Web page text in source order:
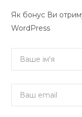
Як бонус Ви
WordPress